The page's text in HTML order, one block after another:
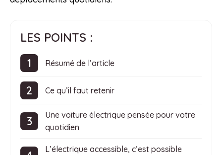
LES POINTS :
Résumé de l’article
Ce qu’il faut retenir
Une voiture électrique pensée pour votre
quotidien
L’électrique accessible, c’est possible